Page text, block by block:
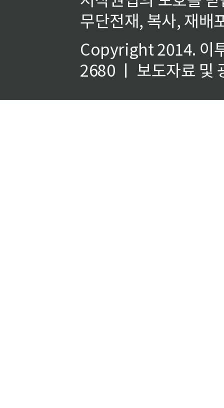
무단전재, 복사, 재배
Copyright 2014. 이
2680 ㅣ 보도자료